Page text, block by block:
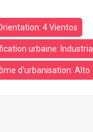
4 Vientos
urbaine: Industrial
d'urbanisation: Alto